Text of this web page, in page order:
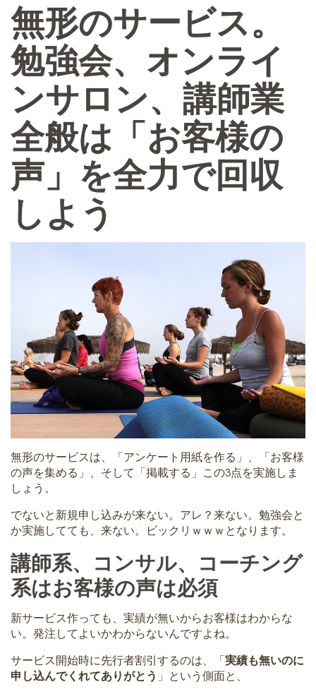
無形のサービス。
勉強会、オンライ
ンサロン、講師業
全般は「お客様の
声」を全力で回収
しよう
無形のサービスは、「アンケート用紙を作る」、「お客様
の声を集める」、そして「掲載する」この3点を実施しま
しょう。
でないと新規申し込みが来ない。アレ？来ない。勉強会と
か実施してても、来ない。ビックリｗｗｗとなります。
講師系、コンサル、コーチング
系はお客様の声は必須
新サービス作っても、実績が無いからお客様はわからな
い。発注してよいかわからないんですよね。
サービス開始時に先行者割引するのは、「 実績も無いのに
申し込んでくれてありがとう 」という側面と、